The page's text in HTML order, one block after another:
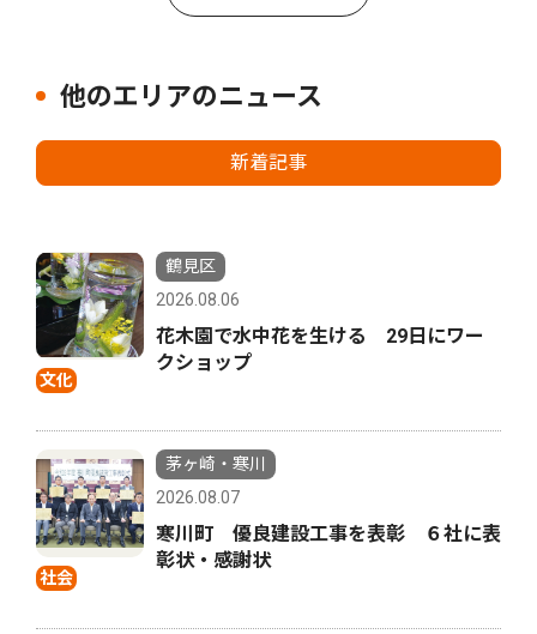
他のエリアのニュース
新着記事
文化
鶴見区
2026.08.06
花木園で水中花を生ける 29日にワー
クショップ
社会
茅ヶ崎・寒川
2026.08.07
寒川町 優良建設工事を表彰 ６社に表
彰状・感謝状